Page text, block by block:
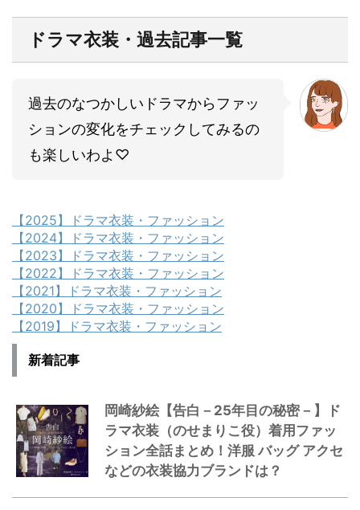
ドラマ衣装・過去記事一覧
過去のなつかしいドラマからファッ
ションの変化をチェックしてみるの
も楽しいわよ♡
【2025】ドラマ衣装・ファッション
【2024】ドラマ衣装・ファッション
【2023】ドラマ衣装・ファッション
【2022】ドラマ衣装・ファッション
【2021】ドラマ衣装・ファッション
【2020】ドラマ衣装・ファッション
【2019】ドラマ衣装・ファッション
新着記事
岡崎紗絵【告白－25年目の秘密－】ド
ラマ衣装（のせまりこ役）着用ファッ
ション全話まとめ！洋服 バッグ アクセ
などの衣装協力ブランドは？